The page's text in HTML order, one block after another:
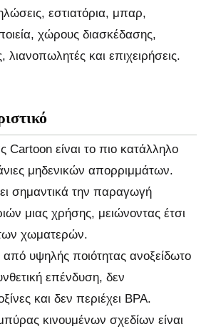
εστιατόρια, μπαρ,
χώρους διασκέδασης,
λιανοπωλητές και επιχειρήσεις.
είναι το πιο κατάλληλο
μηδενικών απορριμμάτων.
σημαντικά την παραγωγή
μιας χρήσης, μειώνοντας έτσι
χωματερών.
υψηλής ποιότητας ανοξείδωτο
επένδυση, δεν
και δεν περιέχει BPA.
κινουμένων σχεδίων είναι